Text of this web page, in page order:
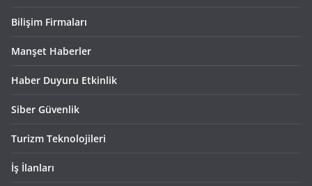
Bilişim Firmaları
Manşet Haberler
Haber Duyuru Etkinlik
Siber Güvenlik
Turizm Teknolojileri
İş İlanları